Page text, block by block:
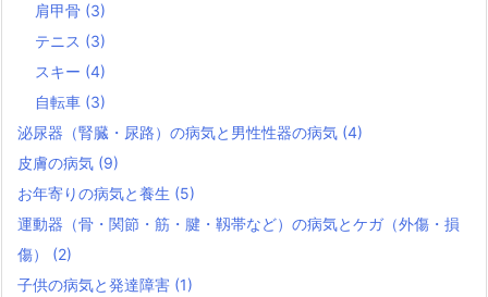
肩甲骨 (3)
テニス (3)
スキー (4)
自転車 (3)
泌尿器（腎臓・尿路）の病気と男性性器の病気 (4)
皮膚の病気 (9)
お年寄りの病気と養生 (5)
運動器（骨・関節・筋・腱・靱帯など）の病気とケガ（外傷・損
傷） (2)
子供の病気と発達障害 (1)